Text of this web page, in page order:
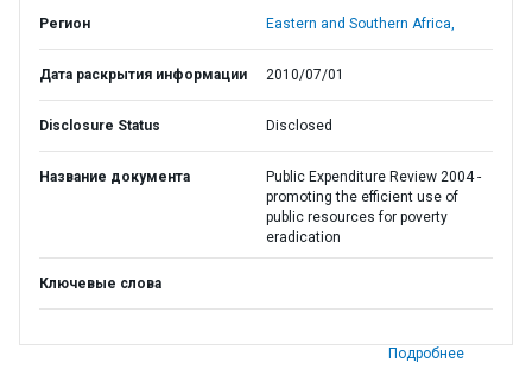
Регион Eastern and Southern Africa,
Дата раскрытия информации 2010/07/01
Disclosure Status Disclosed
Название документа
Public Expenditure Review 2004 -
promoting the efficient use of
public resources for poverty
eradication
Ключевые слова
Подробнее